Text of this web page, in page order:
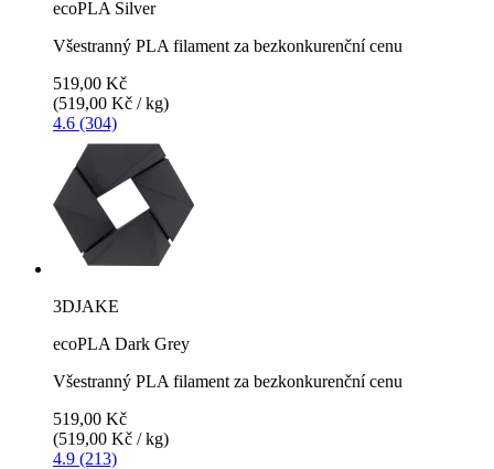
ecoPLA Silver
Všestranný PLA filament za bezkonkurenční cenu
519,00 Kč
(519,00 Kč / kg)
4.6 (304)
3DJAKE
ecoPLA Dark Grey
Všestranný PLA filament za bezkonkurenční cenu
519,00 Kč
(519,00 Kč / kg)
4.9 (213)